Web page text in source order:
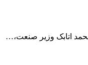
اتابک وزیر صنعت،…